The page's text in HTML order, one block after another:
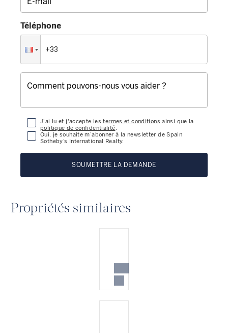
Téléphone
J'ai lu et j'accepte lestermes et conditions ainsi que la
politique de confidentialité.
Oui, je souhaite m’abonner à la newsletter de Spain
Sotheby’s International Realty.
SOUMETTRE LA DEMANDE
Propriétés similaires